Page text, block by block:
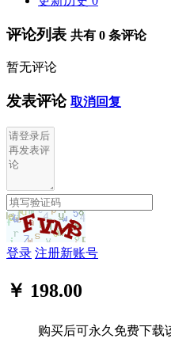
评论列表 共有 0 条评论
暂无评论
发表评论 取消回复
登录 注册新账号
￥ 198.00
购买后可永久免费下载